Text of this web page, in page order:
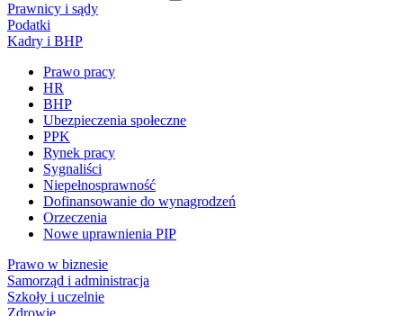
Prawnicy i sądy
Podatki
Kadry i BHP
Prawo pracy
HR
BHP
Ubezpieczenia społeczne
PPK
Rynek pracy
Sygnaliści
Niepełnosprawność
Dofinansowanie do wynagrodzeń
Orzeczenia
Nowe uprawnienia PIP
Prawo w biznesie
Samorząd i administracja
Szkoły i uczelnie